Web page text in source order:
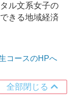
ル文系女子の
きる地域経済
コースのHPへ
全部閉じる